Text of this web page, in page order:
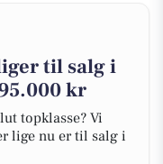
til salg i
kr
topklasse? Vi
lige nu er til salg i